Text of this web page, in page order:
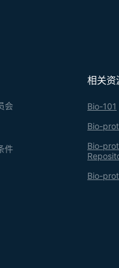
相关资
Bio-101
Bio-
Bio-
Bio-
会
件